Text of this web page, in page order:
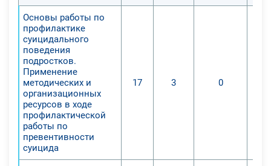
Основы работы по
профилактике
суицидального
поведения
подростков.
Применение
методических и
организационных
ресурсов в ходе
профилактической
работы по
превентивности
суицида
17 3 0